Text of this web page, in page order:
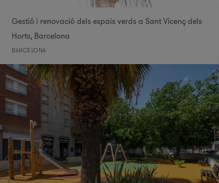
Gestió i renovació dels espais verds a Sant Vicenç dels
Horts, Barcelona
BARCELONA